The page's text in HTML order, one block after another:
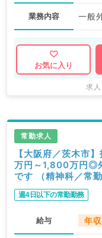
業務内容 一般
お気に入り
求
常勤求人
【大阪府／茨木市
万円～1,800万円◎
です （精神科／常勤
週4日以下の常勤勤務
給与 年